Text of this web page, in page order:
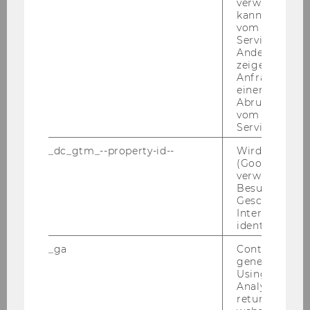
Präsentation KStG Kommentar 2009
EATLP Seminar 13.-16.2.2009
BDO Semesterclosing 21.01.2009
Vortrag Prof. Ruth Mason 12./13. 1. 2009
verwendet
kann, um
vom AMP-
Service
Andere
zeigen Opt-
Anfrage im
einen Fehler
Abrufen
vom AMP
Service an.
_dc_gtm_--property-id--
Wird von
(Google Tag
verwendet,
Besucher
Geschlecht
Interessen zu
identifizieren.
_ga
Contains a
generated
Using this
Analytics can
returning